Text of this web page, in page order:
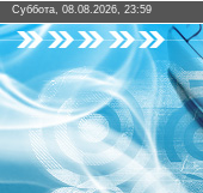
Суббота, 08.08.2026, 23:59